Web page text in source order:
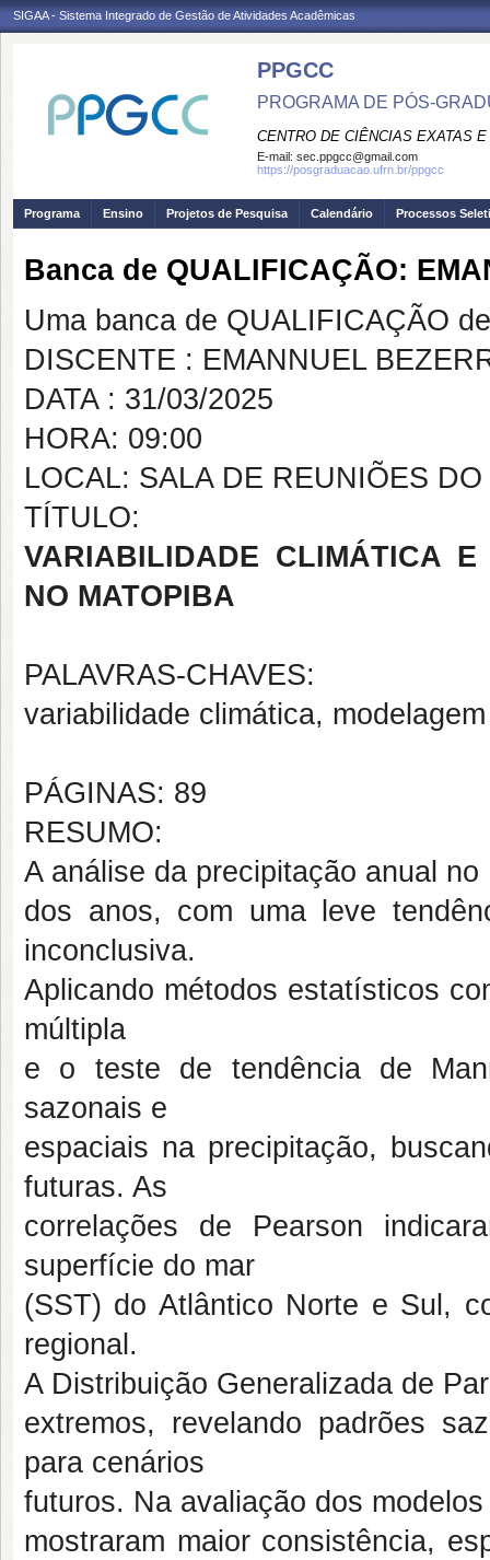
SIGAA - Sistema Integrado de Gestão de Atividades Acadêmicas
PPGCC
PROGRAMA DE PÓS-
CENTRO DE CIÊNCIAS EXATAS
E-mail: sec.ppgcc@gmail.com
https://posgraduacao.ufrn.br/ppgcc
Programa Ensino Projetos de Pesquisa Calendário Processos
Banca de QUALIFICAÇÃO:
Uma banca de QUALIFICAÇÃO
DISCENTE : EMANNUEL
DATA : 31/03/2025
HORA: 09:00
LOCAL: SALA DE REUNIÕES
TÍTULO:
VARIABILIDADE CLIMÁTICA E
NO MATOPIBA
PALAVRAS-CHAVES:
variabilidade climática,
PÁGINAS: 89
RESUMO:
A análise da precipitação anual
dos anos, com uma leve
inconclusiva.
Aplicando métodos estatísticos
múltipla
e o teste de tendência de
sazonais e
espaciais na precipitação,
futuras. As
correlações de Pearson
superfície do mar
(SST) do Atlântico Norte e Sul,
regional.
A Distribuição Generalizada de
extremos, revelando padrões
para cenários
futuros. Na avaliação dos
mostraram maior consistência,